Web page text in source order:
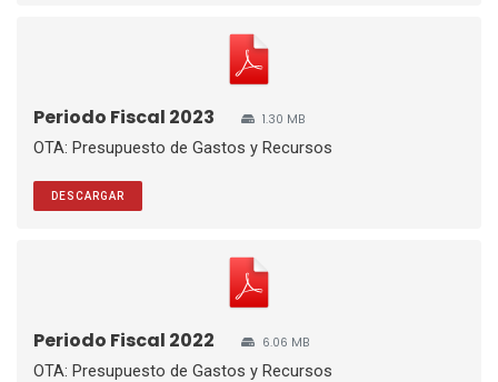
Periodo Fiscal 2023 1.30 MB
OTA: Presupuesto de Gastos y Recursos
DESCARGAR
Periodo Fiscal 2022 6.06 MB
OTA: Presupuesto de Gastos y Recursos